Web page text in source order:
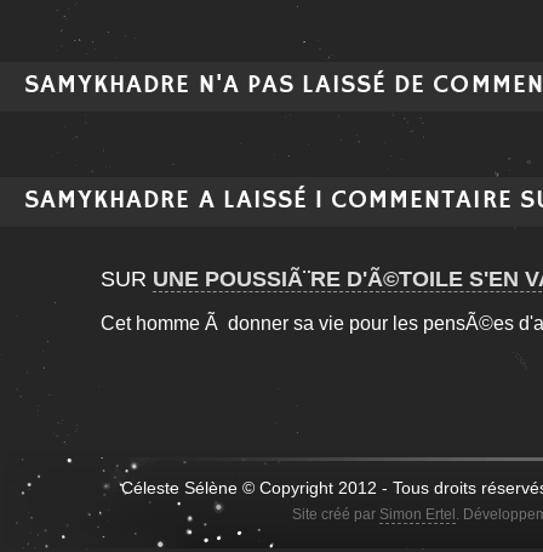
SAMYKHADRE N'A PAS LAISSÉ DE
SAMYKHADRE A LAISSÉ 1 COMMENTAIRE
SUR UNE POUSSIÃ¨RE D'Ã©TOILE S'EN
Cet homme Ã donner sa vie pour les pensÃ©es
Céleste Sélène © Copyright 2012 - Tous droits
Site créé par Simon Ertel .